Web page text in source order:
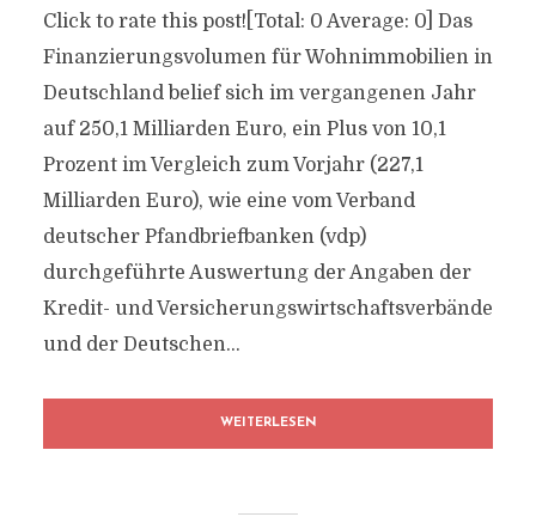
Click to rate this post![Total: 0 Average: 0] Das
Finanzierungsvolumen für Wohnimmobilien in
Deutschland belief sich im vergangenen Jahr
auf 250,1 Milliarden Euro, ein Plus von 10,1
Prozent im Vergleich zum Vorjahr (227,1
Milliarden Euro), wie eine vom Verband
deutscher Pfandbriefbanken (vdp)
durchgeführte Auswertung der Angaben der
Kredit- und Versicherungswirtschaftsverbände
und der Deutschen...
WEITERLESEN